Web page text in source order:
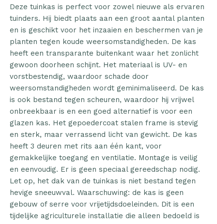
Deze tuinkas is perfect voor zowel nieuwe als ervaren
tuinders. Hij biedt plaats aan een groot aantal planten
en is geschikt voor het inzaaien en beschermen van je
planten tegen koude weersomstandigheden. De kas
heeft een transparante buitenkant waar het zonlicht
gewoon doorheen schijnt. Het materiaal is UV- en
vorstbestendig, waardoor schade door
weersomstandigheden wordt geminimaliseerd. De kas
is ook bestand tegen scheuren, waardoor hij vrijwel
onbreekbaar is en een goed alternatief is voor een
glazen kas. Het gepoedercoat stalen frame is stevig
en sterk, maar verrassend licht van gewicht. De kas
heeft 3 deuren met rits aan één kant, voor
gemakkelijke toegang en ventilatie. Montage is veilig
en eenvoudig. Er is geen speciaal gereedschap nodig.
Let op, het dak van de tuinkas is niet bestand tegen
hevige sneeuwval. Waarschuwing: de kas is geen
gebouw of serre voor vrijetijdsdoeleinden. Dit is een
tijdelijke agriculturele installatie die alleen bedoeld is